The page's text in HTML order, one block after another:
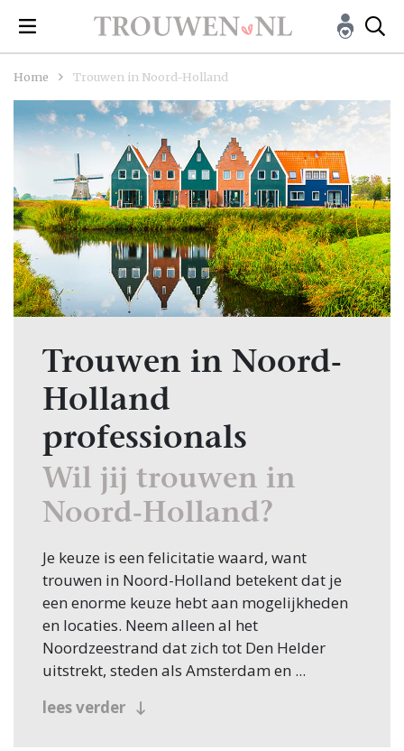
Home Trouwen in Noord-Holland
Trouwen in Noord-
Holland
professionals
Wil jij trouwen in
Noord-Holland?
Je keuze is een felicitatie waard, want
trouwen in Noord-Holland betekent dat je
een enorme keuze hebt aan mogelijkheden
en locaties. Neem alleen al het
Noordzeestrand dat zich tot Den Helder
uitstrekt, steden als Amsterdam en ...
Haarlem, Den Helder met zijn marinehaven
lees verder